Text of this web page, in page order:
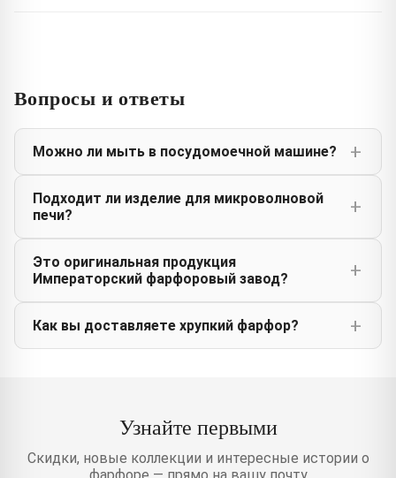
Вопросы и ответы
Можно ли мыть в посудомоечной машине?
Подходит ли изделие для микроволновой
печи?
Это оригинальная продукция
Императорский фарфоровый завод?
Как вы доставляете хрупкий фарфор?
Узнайте первыми
Скидки, новые коллекции и интересные истории о